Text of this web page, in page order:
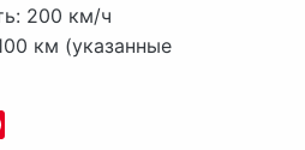
200 км/ч
км (указанные